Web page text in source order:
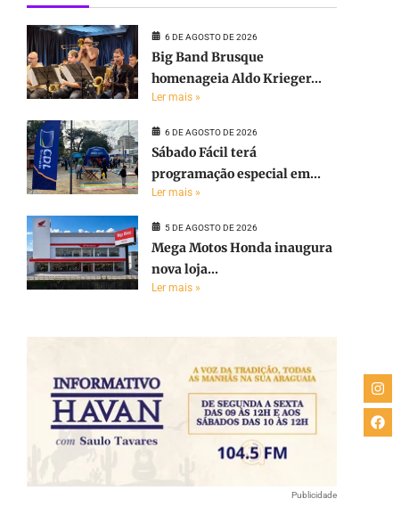
6 DE AGOSTO DE 2026
Big Band Brusque
homenageia Aldo Krieger...
Ler mais »
6 DE AGOSTO DE 2026
Sábado Fácil terá
programação especial em...
Ler mais »
5 DE AGOSTO DE 2026
Mega Motos Honda inaugura
nova loja...
Ler mais »
Publicidade